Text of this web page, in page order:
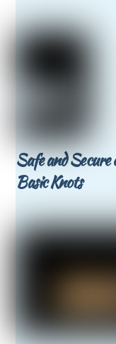
Safe and Secure
Basic Knots